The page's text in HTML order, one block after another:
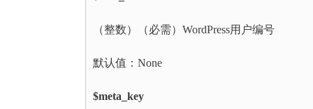
（整数）（必需）WordPress用户编号
默认值：None
$meta_key